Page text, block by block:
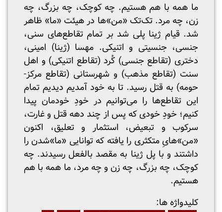
ما همه با هم هستیم. چه کوچک، چه بزرگ، چه
زن، چه مرد. تک‌تک «من»ها در هیئت «ما» ظاهر
شد. قیام ژینا پلی شد بر تمام تقاطع‌های سنی،
جنسی، جنسیتی و اتنیکی. مهسا (ژینا) امینی،
دختری (تقاطع جنسی) کُرد (تقاطع اتنیکی) و اهل
سنت (تقاطع مذهب) و شهرستانی (تقاطع مرکز-
حومه) به قتل رسید. تا به خود آمدیم دیدیم تمام
این تقاطع‌ها را می‌توانیم در خودِ خودمان پیدا
کنیم؛ خودِ خودی که پس از چند دهه قتل و غارت،
سرکوب و تبعیض، استثمار و تعلیق، اکنون
«من»هایِ متکثری را یافته که توانایی «ما»شدن را
داشتند و با پل ژینا به مقصد بالفعل رسیدند. چه
کوچک، چه بزرگ، چه زن و چه مرد، ما همه با هم
هستیم.
:کلیدواژه ها